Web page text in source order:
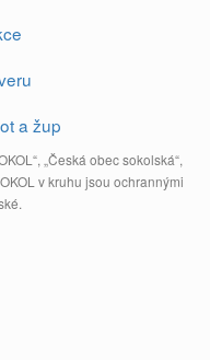
a žup
„Česká obec sokolská“,
v kruhu jsou ochrannými